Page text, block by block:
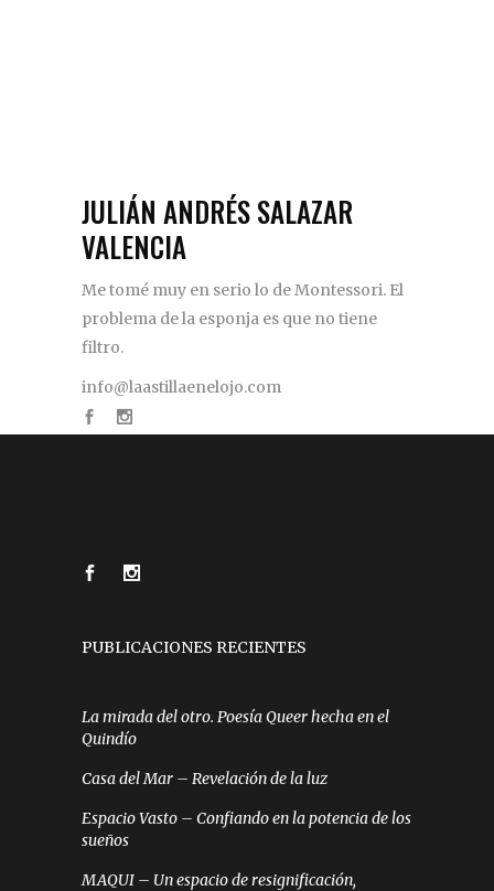
JULIÁN ANDRÉS SALAZAR
VALENCIA
Me tomé muy en serio lo de Montessori. El
problema de la esponja es que no tiene
filtro.
info@laastillaenelojo.com
PUBLICACIONES RECIENTES
La mirada del otro. Poesía Queer hecha en el
Quindío
Casa del Mar – Revelación de la luz
Espacio Vasto – Confiando en la potencia de los
sueños
MAQUI – Un espacio de resignificación,